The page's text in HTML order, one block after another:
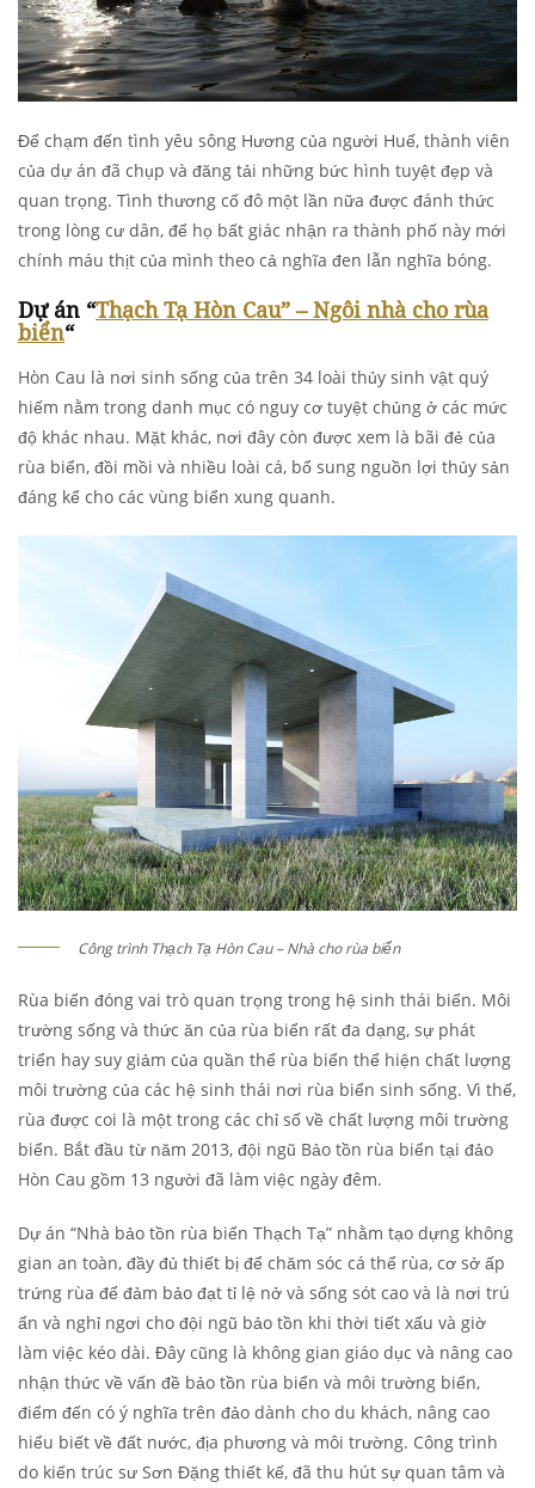
Để chạm đến tình yêu sông Hương của người Huế, thành viên
của dự án đã chụp và đăng tải những bức hình tuyệt đẹp và
quan trọng. Tình thương cố đô một lần nữa được đánh thức
trong lòng cư dân, để họ bất giác nhận ra thành phố này mới
chính máu thịt của mình theo cả nghĩa đen lẫn nghĩa bóng.
Dự án “Thạch Tạ Hòn Cau” – Ngôi nhà cho rùa
biển“
Hòn Cau là nơi sinh sống của trên 34 loài thủy sinh vật quý
hiếm nằm trong danh mục có nguy cơ tuyệt chủng ở các mức
độ khác nhau. Mặt khác, nơi đây còn được xem là bãi đẻ của
rùa biển, đồi mồi và nhiều loài cá, bổ sung nguồn lợi thủy sản
đáng kể cho các vùng biển xung quanh.
Công trình Thạch Tạ Hòn Cau – Nhà cho rùa biển
Rùa biển đóng vai trò quan trọng trong hệ sinh thái biển. Môi
trường sống và thức ăn của rùa biển rất đa dạng, sự phát
triển hay suy giảm của quần thể rùa biển thể hiện chất lượng
môi trường của các hệ sinh thái nơi rùa biển sinh sống. Vì thế,
rùa được coi là một trong các chỉ số về chất lượng môi trường
biển. Bắt đầu từ năm 2013, đội ngũ Bảo tồn rùa biển tại đảo
Hòn Cau gồm 13 người đã làm việc ngày đêm.
Dự án “Nhà bảo tồn rùa biển Thạch Tạ” nhằm tạo dựng không
gian an toàn, đầy đủ thiết bị để chăm sóc cá thể rùa, cơ sở ấp
trứng rùa để đảm bảo đạt tỉ lệ nở và sống sót cao và là nơi trú
ẩn và nghỉ ngơi cho đội ngũ bảo tồn khi thời tiết xấu và giờ
làm việc kéo dài. Đây cũng là không gian giáo dục và nâng cao
nhận thức về vấn đề bảo tồn rùa biển và môi trường biển,
điểm đến có ý nghĩa trên đảo dành cho du khách, nâng cao
hiểu biết về đất nước, địa phương và môi trường. Công trình
do kiến trúc sư Sơn Đặng thiết kế, đã thu hút sự quan tâm và